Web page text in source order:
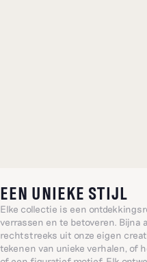
EEN UNIEKE STIJL
Elke collectie is een
verrassen en te betoveren. Bijna
rechtstreeks uit onze eigen
tekenen van unieke verhalen, of